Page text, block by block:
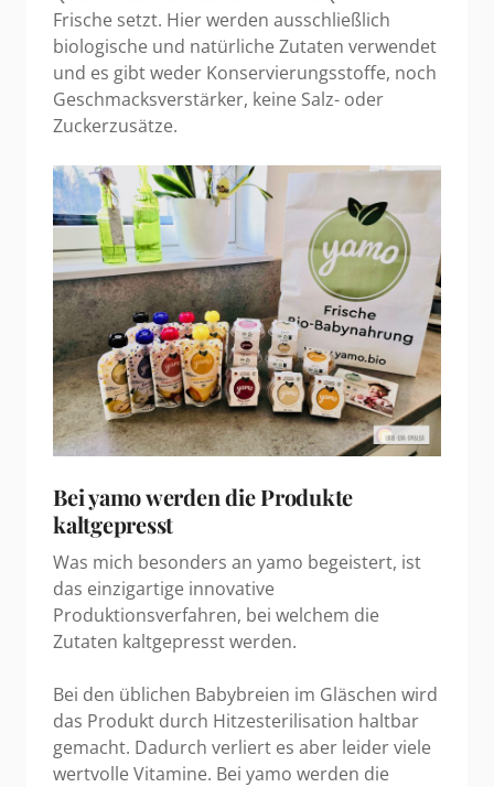
Frische setzt. Hier werden ausschließlich
biologische und natürliche Zutaten verwendet
und es gibt weder Konservierungsstoffe, noch
Geschmacksverstärker, keine Salz- oder
Zuckerzusätze.
Bei yamo werden die Produkte
kaltgepresst
Was mich besonders an yamo begeistert, ist
das einzigartige innovative
Produktionsverfahren, bei welchem die
Zutaten kaltgepresst werden.
Bei den üblichen Babybreien im Gläschen wird
das Produkt durch Hitzesterilisation haltbar
gemacht. Dadurch verliert es aber leider viele
wertvolle Vitamine. Bei yamo werden die